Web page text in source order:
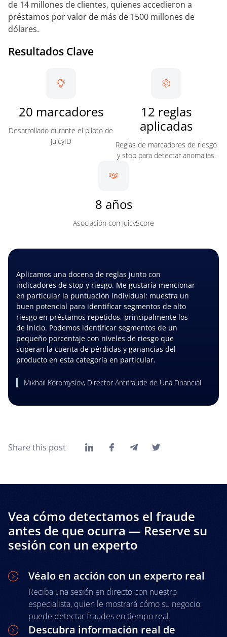
de 14 millones de clientes, quienes accedieron a
préstamos por valor de más de 1500 millones de
dólares.
Resultados Clave
20 marcadores
Desarrollado durante el piloto de
JuicyID
12 reglas
aplicadas
Reglas de marcadores de riesgo
y stop para detectar anomalías.
8 años
Asociación con JuicyScore
Aplicamos una docena de reglas junto con
indicadores de stop y riesgo. Me gustaría mencionar
en particular la puntuación individual: muestra un
buen potencial para identificar segmentos de alto
riesgo en préstamos repetidos, principalmente los
de inicio. Podemos identificar segmentos de un
pequeño porcentaje con niveles de riesgo que
superan la cuenta de pérdidas y ganancias del
producto en esta categoría en particular.
Mikhail Koromyslov, Director Antifraude de Una Financial
Share this post
Vea cómo detectamos el fraude
antes de que ocurra — Reserve su
sesión con un experto
Véalo en acción con un experto real
Reciba una sesión en directo con nuestro
especialista, quien le mostrará cómo su negocio
puede detectar fraudes en tiempo real.
Descubra información real de